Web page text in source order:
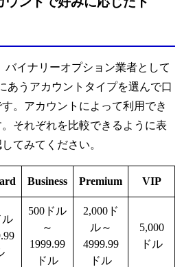
バイナリーオプション業者として
あうアカウントタイプを選んで口
。アカウントによって利用でき
それぞれを比較できるように表
てみてください。
Business Premium VIP
ル
500ドル
～
1999.99
ドル
2,000ド
ル～
4999.99
ドル
5,000
ドル